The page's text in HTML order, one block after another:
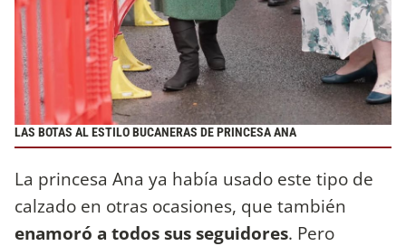
LAS BOTAS AL ESTILO BUCANERAS DE PRINCESA ANA
La princesa Ana ya había usado este tipo de
calzado en otras ocasiones, que también
enamoró a todos sus seguidores. Pero